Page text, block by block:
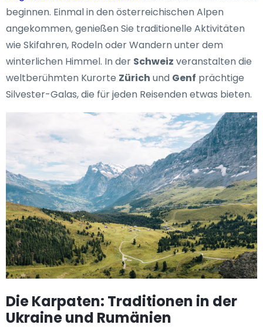
beginnen. Einmal in den österreichischen Alpen
angekommen, genießen Sie traditionelle Aktivitäten
wie Skifahren, Rodeln oder Wandern unter dem
winterlichen Himmel. In der Schweiz veranstalten die
weltberühmten Kurorte Zürich und Genf prächtige
Silvester-Galas, die für jeden Reisenden etwas bieten.
Die Karpaten: Traditionen in der
Ukraine und Rumänien